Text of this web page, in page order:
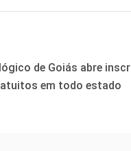
de Goiás abre
em todo estado